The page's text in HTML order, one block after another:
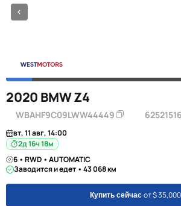
2020 BMW Z4
WBAHF9C09LWW44449 62521516
вт, 11 авг, 14:00
2д 16ч 18м
6 • RWD • AUTOMATIC
Заводится и едет • 43 068 км
Купить сейчас от $ 35,000